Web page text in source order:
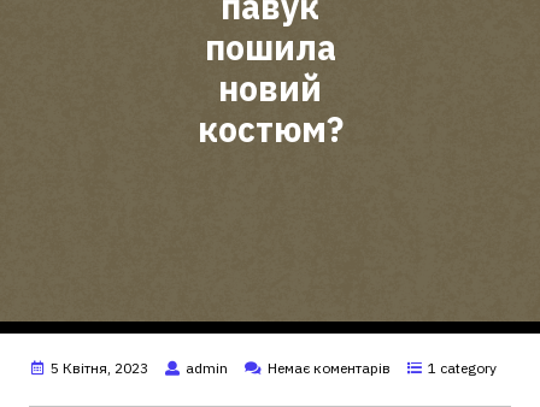
пошила
новий
костюм?
5 Квітня, 2023 admin Немає коментарів 1 category